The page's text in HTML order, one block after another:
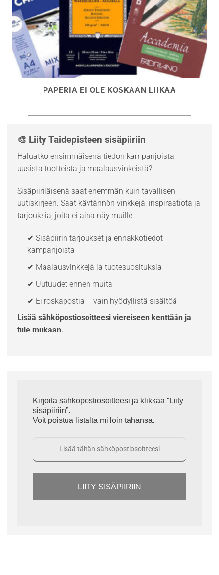
PAPERIA EI OLE KOSKAAN LIIKAA
🎨 Liity Taidepisteen sisäpiiriin
Haluatko ensimmäisenä tiedon kampanjoista,
uusista tuotteista ja maalausvinkeistä?
Sisäpiiriläisenä saat enemmän kuin tavallisen
uutiskirjeen. Saat käytännön vinkkejä, inspiraatiota ja
tarjouksia, joita ei aina näy muille.
✔ Sisäpiirin tarjoukset ja ennakkotiedot
kampanjoista
✔ Maalausvinkkejä ja tuotesuosituksia
✔ Uutuudet ennen muita
✔ Ei roskapostia – vain hyödyllistä sisältöä
Lisää sähköpostiosoitteesi viereiseen kenttään ja
tule mukaan.
Kirjoita sähköpostiosoitteesi ja klikkaa “Liity
sisäpiiriin”.
Voit poistua listalta milloin tahansa.
LIITY SISÄPIIRIIN